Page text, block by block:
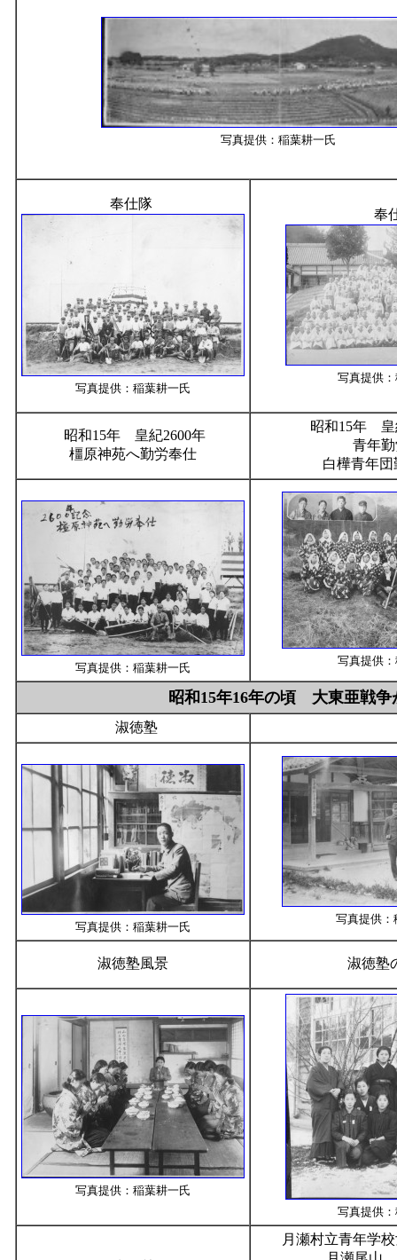
写真提供：稲葉耕一氏
奉仕隊
写真提供：稲葉耕一氏
奉
写真提供
昭和15年 皇紀2600年
橿原神苑へ勤労奉仕
昭和15年 皇
青年
白樺青年
写真提供：稲葉耕一氏
写真提供
昭和15年16年の頃 大東亜戦
淑徳塾
写真提供：稲葉耕一氏
写真提供：
淑徳塾風景 淑徳塾
写真提供：稲葉耕一氏
写真提供
月瀬村立青年学